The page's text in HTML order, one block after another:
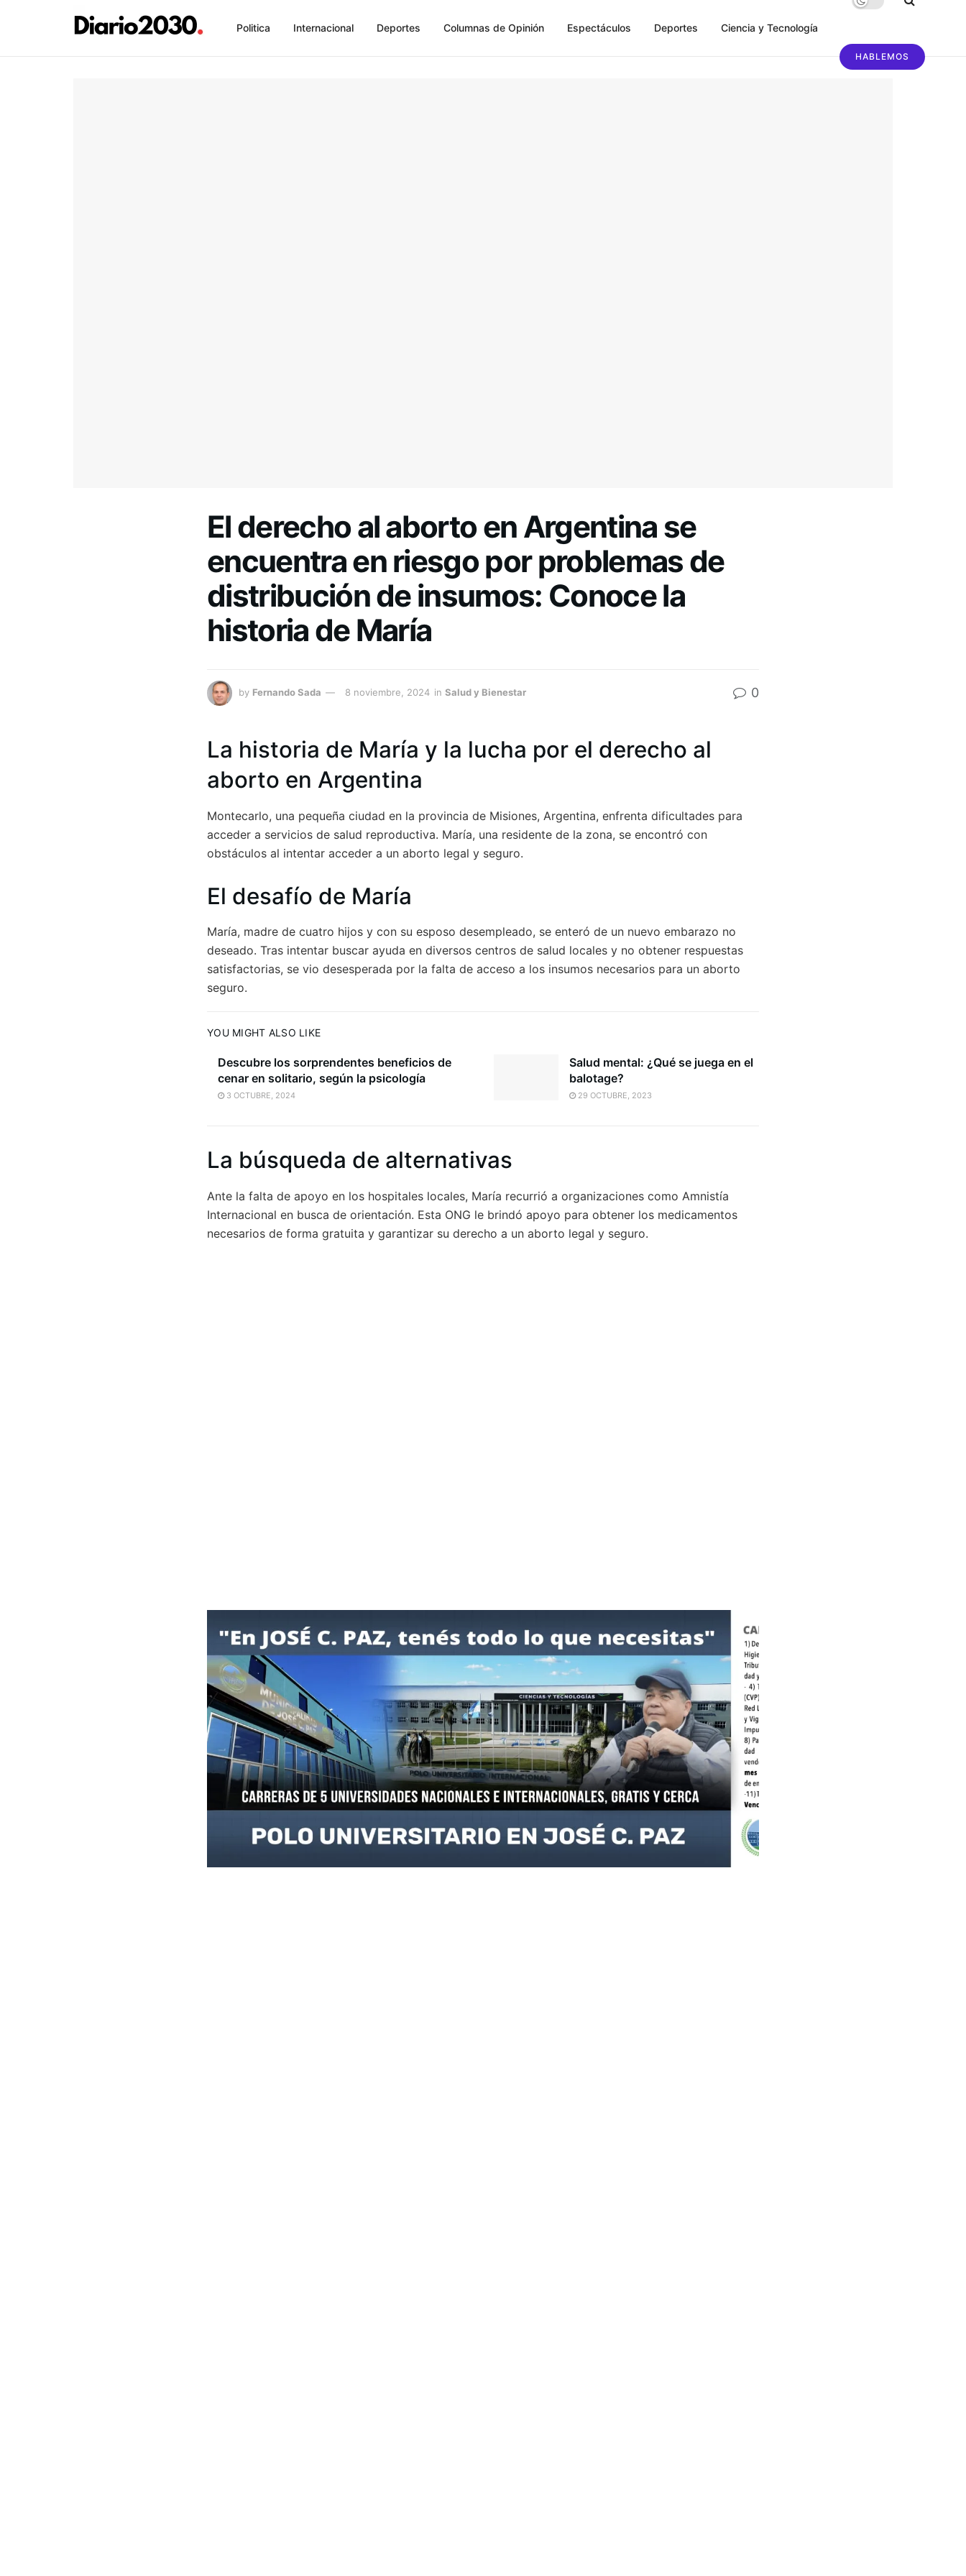
Politica Internacional Deportes Columnas de Opinión Espectáculos Deportes Ciencia y Tecnología
HABLEMOS
El derecho al aborto en Argentina se
encuentra en riesgo por problemas de
distribución de insumos: Conoce la
historia de María
by Fernando Sada 8 noviembre, 2024 in Salud y Bienestar 0
La historia de María y la lucha por el derecho al
aborto en Argentina
Montecarlo, una pequeña ciudad en la provincia de Misiones, Argentina, enfrenta dificultades para
acceder a servicios de salud reproductiva. María, una residente de la zona, se encontró con
obstáculos al intentar acceder a un aborto legal y seguro.
El desafío de María
María, madre de cuatro hijos y con su esposo desempleado, se enteró de un nuevo embarazo no
deseado. Tras intentar buscar ayuda en diversos centros de salud locales y no obtener respuestas
satisfactorias, se vio desesperada por la falta de acceso a los insumos necesarios para un aborto
seguro.
YOU MIGHT ALSO LIKE
Descubre los sorprendentes beneficios de
cenar en solitario, según la psicología
3 OCTUBRE, 2024
Salud mental: ¿Qué se juega en el
balotage?
29 OCTUBRE, 2023
La búsqueda de alternativas
Ante la falta de apoyo en los hospitales locales, María recurrió a organizaciones como Amnistía
Internacional en busca de orientación. Esta ONG le brindó apoyo para obtener los medicamentos
necesarios de forma gratuita y garantizar su derecho a un aborto legal y seguro.